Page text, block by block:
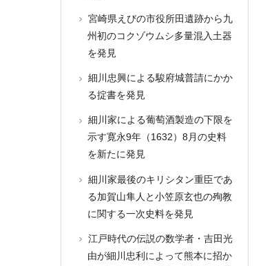
宮崎県えびの市役所田遺跡から九
州初のコクゾウムシ多量混入土器
を発見
細川忠興による駿府城普請にかか
る掟書を発見
細川家による葡萄酒製造の下限を
示す寛永9年（1632）8月の史料
を新たに発見
細川家最後のキリシタン重臣であ
る加賀山隼人と小笠原玄也の殉教
に関する一次史料を発見
江戸時代の伝説の数学者・吉田光
由が細川忠利によって熊本に招か